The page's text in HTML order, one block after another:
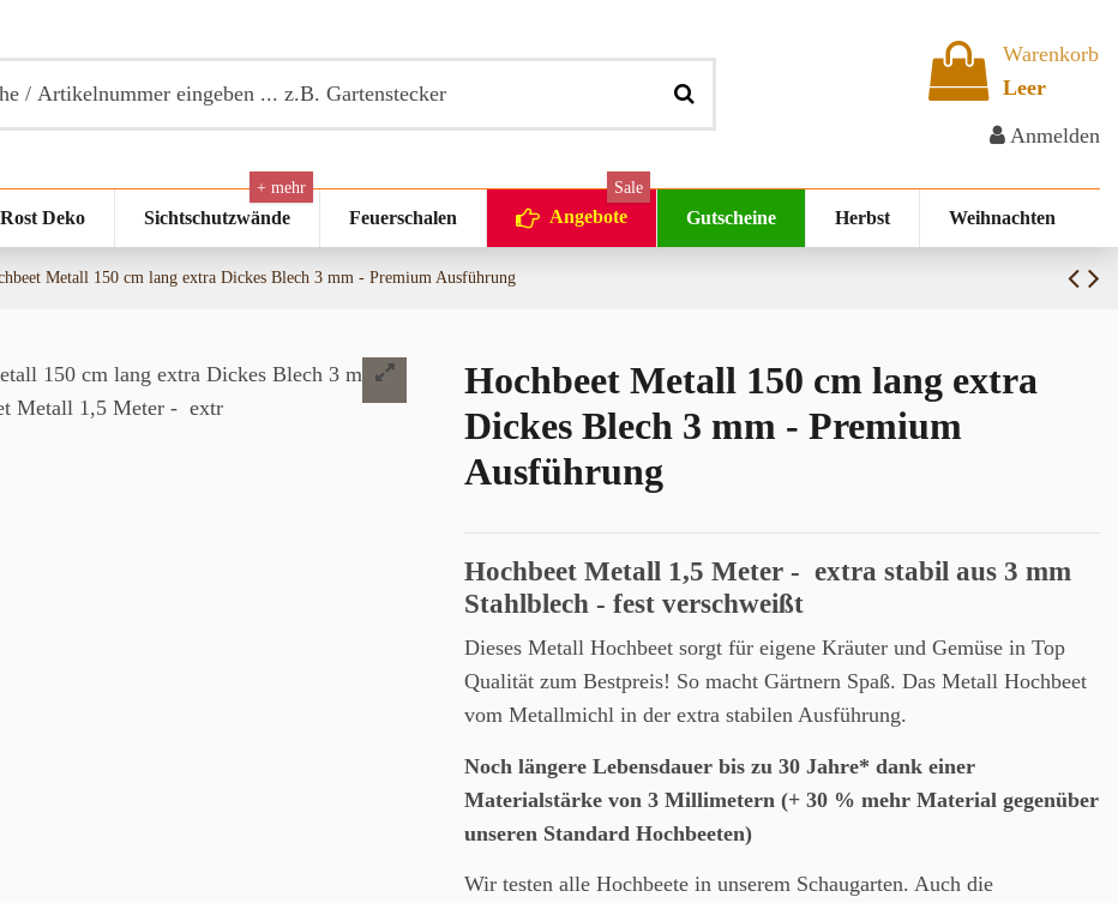
Warenkorb
Leer
Anmelden
Rost Deko Sichtschutzwände
+ mehr
Feuerschalen Angebote
Sale
Gutscheine Herbst Weihnachten
Metall 150 cm lang extra Dickes Blech 3 mm - Premium Ausführung
Hochbeet Metall 150 cm lang extra
Dickes Blech 3 mm - Premium
Ausführung
Hochbeet Metall 1,5 Meter - extra stabil aus 3 mm
Stahlblech - fest verschweißt
Dieses Metall Hochbeet sorgt für eigene Kräuter und Gemüse in Top
Qualität zum Bestpreis! So macht Gärtnern Spaß. Das Metall Hochbeet
vom Metallmichl in der extra stabilen Ausführung.
Noch längere Lebensdauer bis zu 30 Jahre* dank einer
Materialstärke von 3 Millimetern (+ 30 % mehr Material gegenüber
unseren Standard Hochbeeten)
Wir testen alle Hochbeete in unserem Schaugarten. Auch die